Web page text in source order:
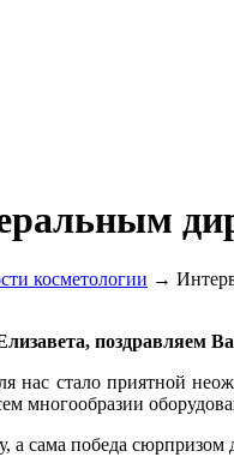
косметологии →
поздравляем
нас стало приятной
многообразии
а сама победа сюрпризом